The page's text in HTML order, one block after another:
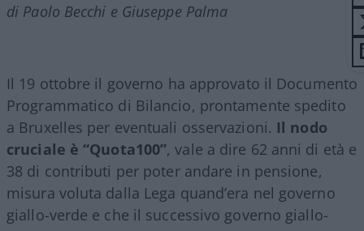
di Paolo Becchi e Giuseppe Palma
Il 19 ottobre il governo ha approvato il Documento
Programmatico di Bilancio, prontamente spedito
a Bruxelles per eventuali osservazioni. Il nodo
cruciale è “Quota100”, vale a dire 62 anni di età e
38 di contributi per poter andare in pensione,
misura voluta dalla Lega quand’era nel governo
giallo-verde e che il successivo governo giallo-